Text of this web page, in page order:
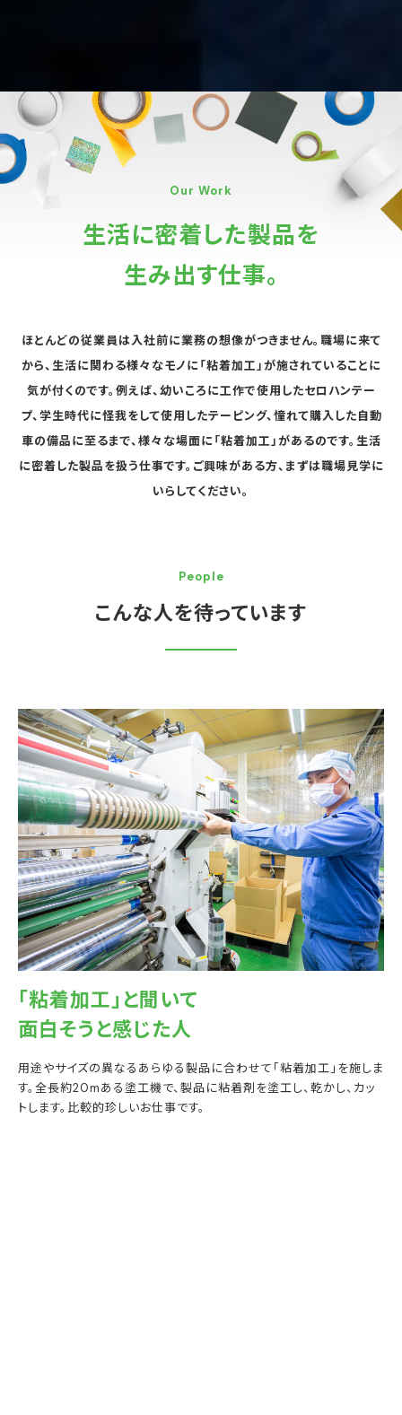
Our Work
生活に密着した製品を
生み出す仕事。
ほとんどの従業員は入社前に業務の想像がつきません。 職場に来て
から、生活に関わる様々なモノに「粘着加工」が施されていることに
気が付くのです。 例えば、幼いころに工作で使用したセロハンテー
プ、学生時代に怪我をして使用したテーピング、憧れて購入した自動
車の備品に至るまで、様々な場面に「粘着加工」があるのです。 生活
に密着した製品を扱う仕事です。 ご興味がある方、まずは職場見学に
いらしてください。
People
こんな人を待っています
「粘着加工」と聞いて
面白そうと感じた人
用途やサイズの異なるあらゆる製品に合わせて「粘着加工」を施しま
す。全長約20mある塗工機で、製品に粘着剤を塗工し、乾かし、カッ
トします。比較的珍しいお仕事です。